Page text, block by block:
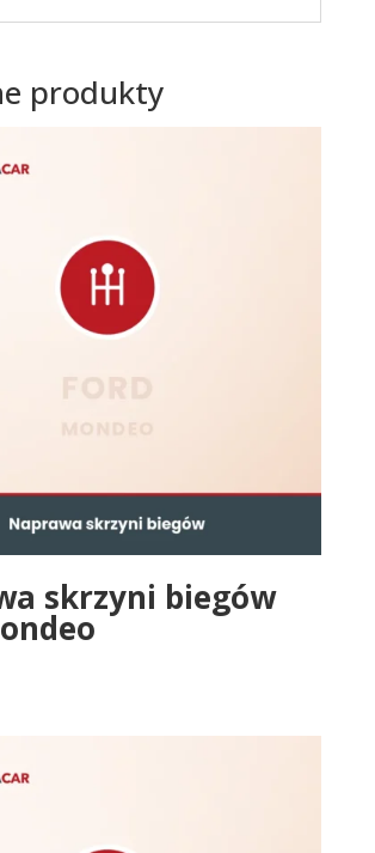
produkty
skrzyni biegów